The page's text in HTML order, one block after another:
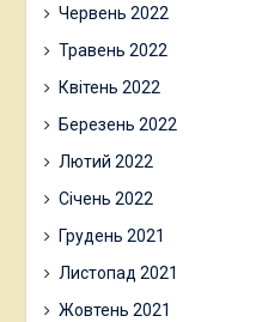
Червень 2022
Травень 2022
Квітень 2022
Березень 2022
Лютий 2022
Січень 2022
Грудень 2021
Листопад 2021
Жовтень 2021